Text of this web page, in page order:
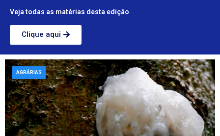
Veja todas as matérias desta edição
Clique aqui
AGRÁRIAS